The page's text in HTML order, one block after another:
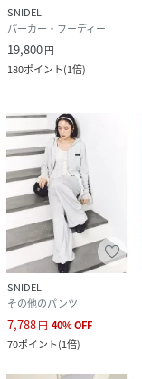
SNIDEL
パーカー・フーディー
19,800円
180ポイント(1倍)
SNIDEL
その他のパンツ
7,788円 40%OFF
70ポイント(1倍)